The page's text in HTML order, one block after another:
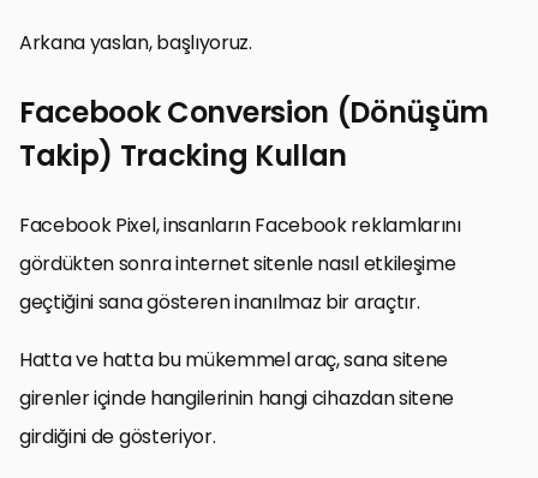
Arkana yaslan, başlıyoruz.
Facebook Conversion (Dönüşüm
Takip) Tracking Kullan
Facebook Pixel, insanların Facebook reklamlarını
gördükten sonra internet sitenle nasıl etkileşime
geçtiğini sana gösteren inanılmaz bir araçtır.
Hatta ve hatta bu mükemmel araç, sana sitene
girenler içinde hangilerinin hangi cihazdan sitene
girdiğini de gösteriyor.